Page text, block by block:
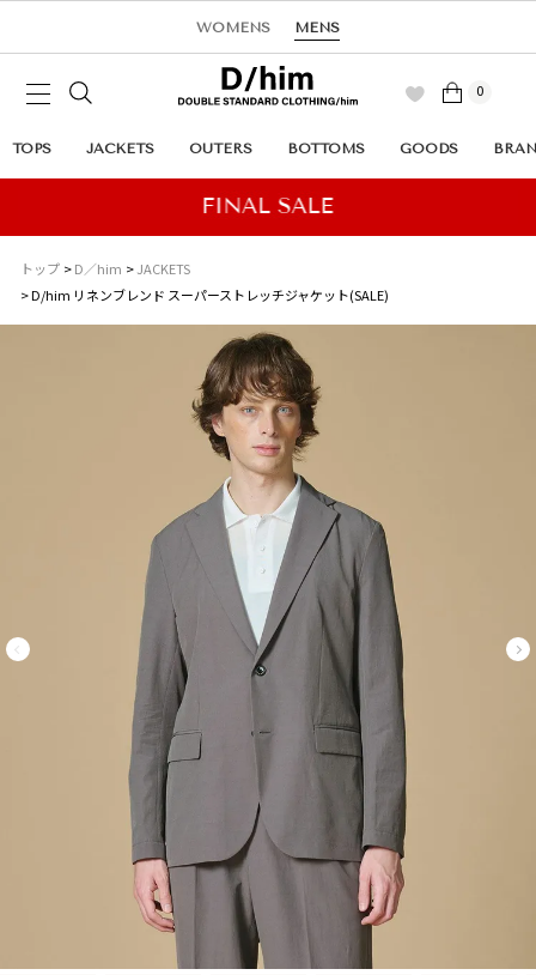
WOMENS MENS
0
TOPS JACKETS OUTERS BOTTOMS GOODS
トップ D／him
JACKETS
D/him リネンブレンド スーパーストレッチジャケット(SALE)